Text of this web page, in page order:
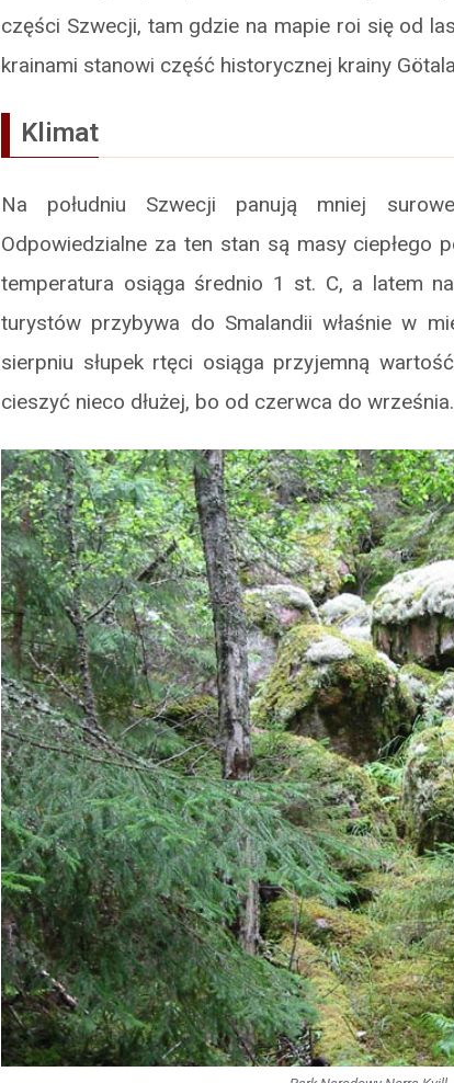
części Szwecji, tam gdzie na mapie roi się od
krainami stanowi część historycznej krainy
Klimat
Na południu Szwecji panują mniej
Odpowiedzialne za ten stan są masy ciepłego
temperatura osiąga średnio 1 st. C, a latem
turystów przybywa do Smalandii właśnie w
sierpniu słupek rtęci osiąga przyjemną
cieszyć nieco dłużej, bo od czerwca do września.